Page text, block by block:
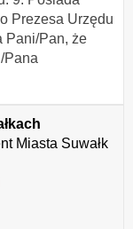
Prezesa Urzędu
Pani/Pan, że
Pana
Miasta Suwałk